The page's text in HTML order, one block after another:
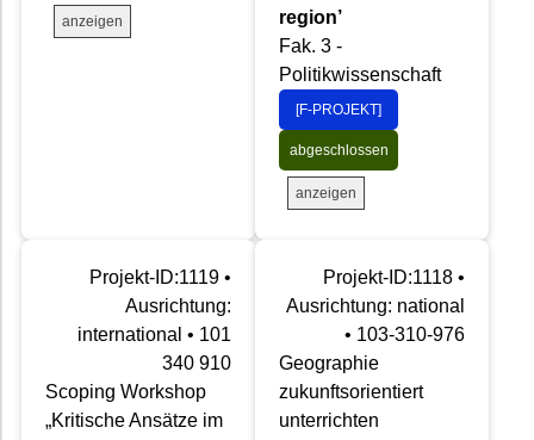
anzeigen
region’
Fak. 3 -
Politikwissenschaft
[F-PROJEKT]
abgeschlossen
anzeigen
Projekt-ID:1119 •
Ausrichtung:
international • 101
340 910
Scoping Workshop
„Kritische Ansätze im
Projekt-ID:1118 •
Ausrichtung: national
• 103-310-976
Geographie
zukunftsorientiert
unterrichten